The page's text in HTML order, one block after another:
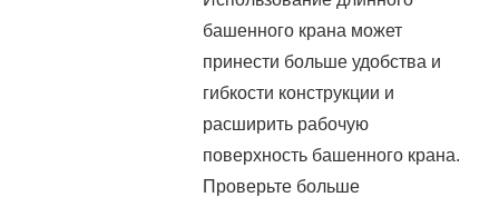
башенного крана может
принести больше удобства и
гибкости конструкции и
расширить рабочую
поверхность башенного крана.
Проверьте больше